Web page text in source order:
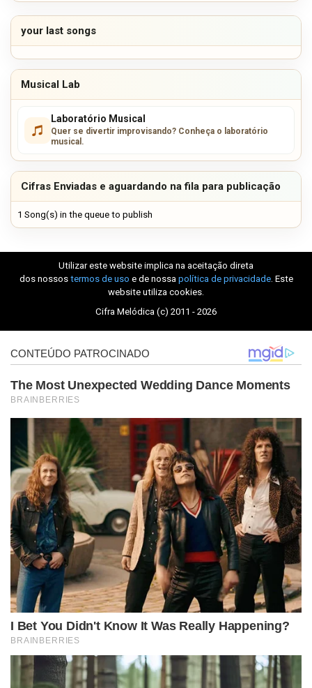
your last songs
Musical Lab
Laboratório Musical
Quer se divertir improvisando? Conheça o laboratório
musical.
Cifras Enviadas e aguardando na fila para publicação
1 Song(s) in the queue to publish
Utilizar este website implica na aceitação direta
dos nossos termos de uso e de nossa política de privacidade. Este
website utiliza cookies.
Cifra Melódica (c) 2011 - 2026